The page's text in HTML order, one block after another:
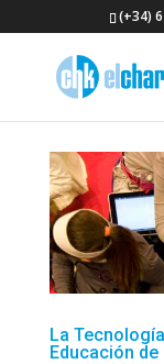
(+34)
La
Educación